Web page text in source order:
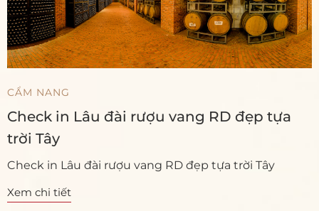
CẨM NANG
Check in Lâu đài rượu vang RD đẹp tựa
trời Tây
Check in Lâu đài rượu vang RD đẹp tựa trời Tây
Xem chi tiết